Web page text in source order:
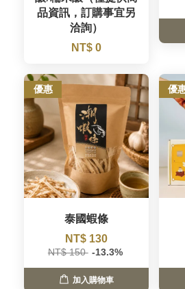
品資訊，訂購事宜另
洽詢）
NT$ 0
優惠
泰國蝦條
NT$ 130
NT$ 150 -13.3%
加入購物車
優